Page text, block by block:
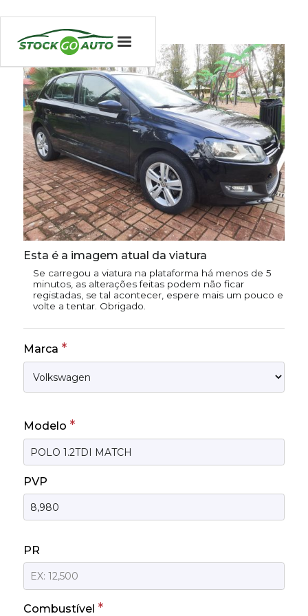
Esta é a imagem atual da viatura
Se carregou a viatura na plataforma há menos de 5
minutos, as alterações feitas podem não ficar
registadas, se tal acontecer, espere mais um pouco e
volte a tentar. Obrigado.
Marca *
Modelo *
PVP
PR
Combustível *